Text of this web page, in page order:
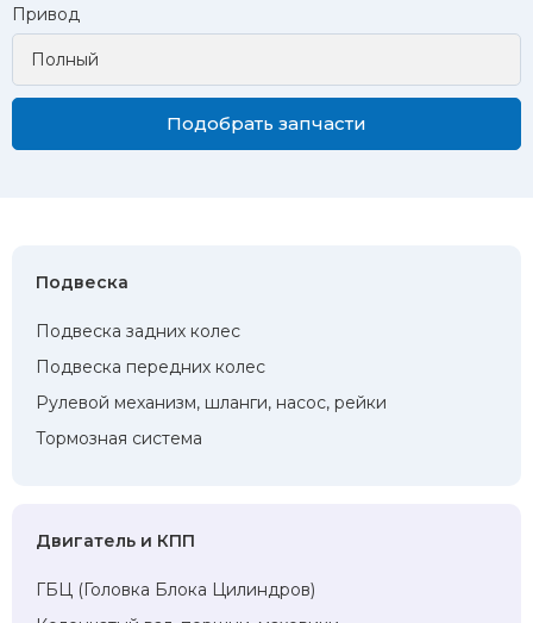
Привод
Подобрать запчасти
Подвеска
Подвеска задних колес
Подвеска передних колес
Рулевой механизм, шланги, насос, рейки
Тормозная система
Двигатель и КПП
ГБЦ (Головка Блока Цилиндров)